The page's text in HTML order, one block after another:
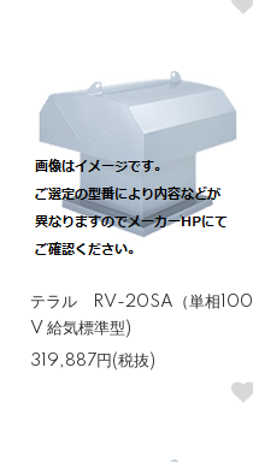
テラル RV-20SA（単相100
V 給気標準型)
319,887円(税抜)